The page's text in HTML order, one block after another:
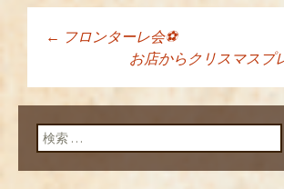
投稿ナビゲ
ン
← フロンターレ会⚽️
お店からクリスマスプ
検索: